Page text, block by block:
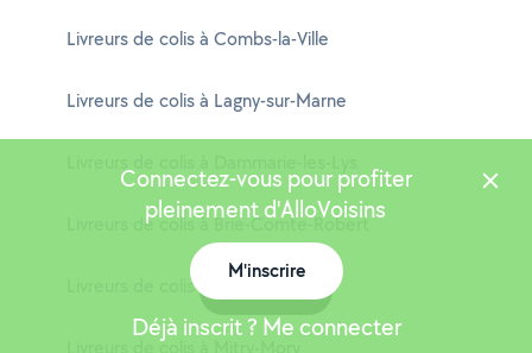
Livreurs de colis à Combs-la-Ville
Livreurs de colis à Lagny-sur-Marne
Livreurs de colis à Brie-Comte-Robert
Livreurs de colis à Roissy-en-Brie
Livreurs de colis à Mitry-Mory
Connectez-vous pour profiter
pleinement d'AlloVoisins
M'inscrire
Déjà inscrit ? Me connecter